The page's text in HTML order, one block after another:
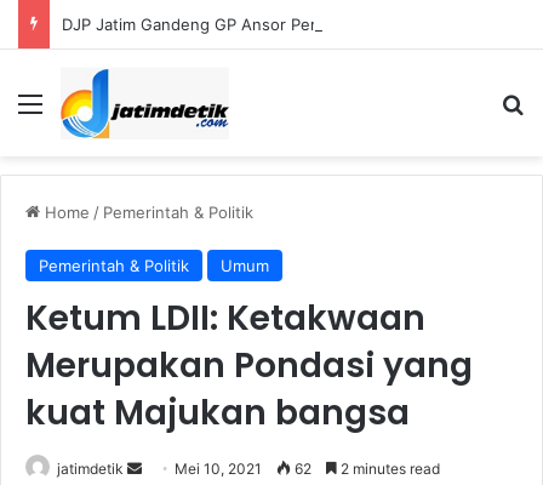
Menu
Home / Pemerintah & Politik
Pemerintah & Politik Umum
Ketum LDII: Ketakwaan
Merupakan Pondasi yang
kuat Majukan bangsa
jatimdetik
Send Mei 10, 2021 62 2 minutes read